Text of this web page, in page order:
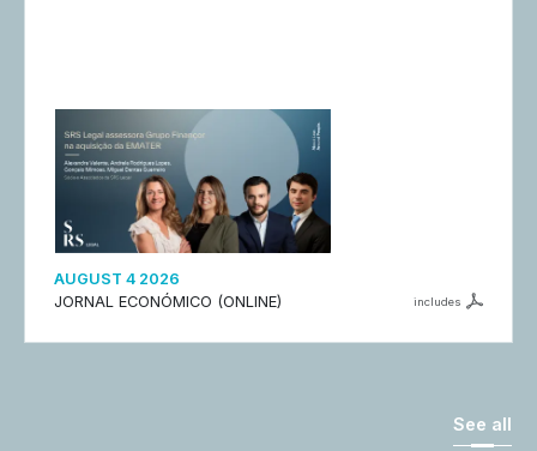
AUGUST 4 2026
JORNAL ECONÓMICO (ONLINE)
includes
See all